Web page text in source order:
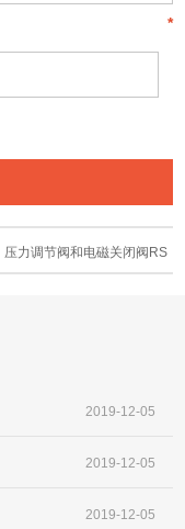
*
压力调节阀和电磁关闭阀RS
2019-12-05
2019-12-05
2019-12-05